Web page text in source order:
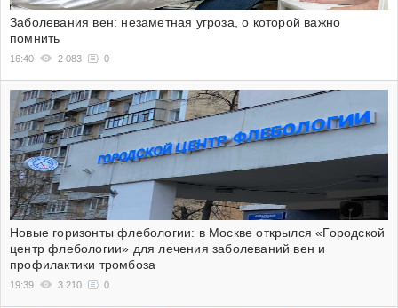
Заболевания вен: незаметная угроза, о которой важно
помнить
16:40 2 083 0
Новые горизонты флебологии: в Москве открылся «Городской
центр флебологии» для лечения заболеваний вен и
профилактики тромбоза
19:39 3 210 0